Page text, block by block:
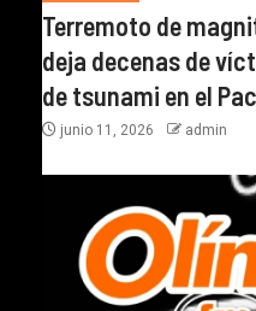
Terremoto de
deja decenas de
de tsunami en el
junio 11, 2026 admin